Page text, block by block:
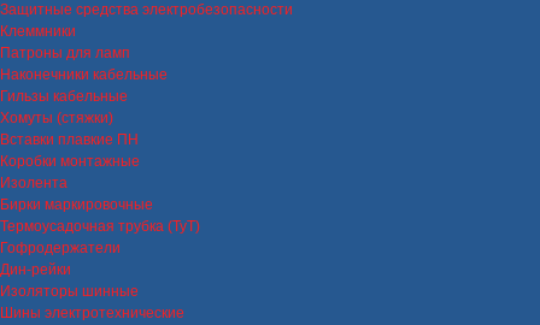
Защитные средства электробезопасности
Клеммники
Патроны для ламп
Наконечники кабельные
Гильзы кабельные
Хомуты (стяжки)
Вставки плавкие ПН
Коробки монтажные
Изолента
Бирки маркировочные
Термоусадочная трубка (ТуТ)
Гофродержатели
Дин-рейки
Изоляторы шинные
Шины электротехнические